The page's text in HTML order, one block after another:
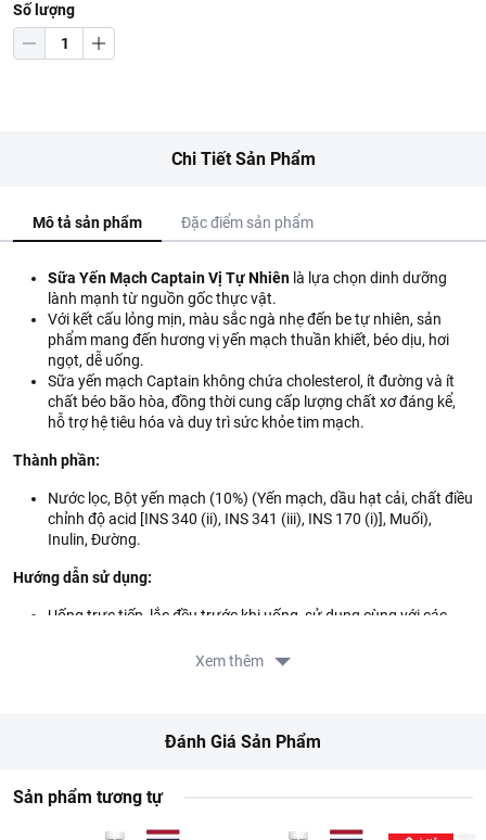
Số lượng
Chi Tiết Sản Phẩm
Mô tả sản phẩm Đặc điểm sản phẩm
Sữa Yến Mạch Captain Vị Tự Nhiên là lựa chọn dinh dưỡng
lành mạnh từ nguồn gốc thực vật.
Với kết cấu lỏng mịn, màu sắc ngà nhẹ đến be tự nhiên, sản
phẩm mang đến hương vị yến mạch thuần khiết, béo dịu, hơi
ngọt, dễ uống.
Sữa yến mạch Captain không chứa cholesterol, ít đường và ít
chất béo bão hòa, đồng thời cung cấp lượng chất xơ đáng kể,
hỗ trợ hệ tiêu hóa và duy trì sức khỏe tim mạch.
Thành phần:
Nước lọc, Bột yến mạch (10%) (Yến mạch, dầu hạt cải, chất điều
chỉnh độ acid [INS 340 (ii), INS 341 (iii), INS 170 (i)], Muối),
Inulin, Đường.
Hướng dẫn sử dụng:
Uống trực tiếp, lắc đều trước khi uống, sử dụng cùng với các
khác như cà phê sữa, sinh tố.
Bảo quản nơi khô ráo, thoáng mát.
Tên công ty: CTY CO PHAN QUANG XUAN
Địa chỉ: 12 TRAN XUAN HOA, PHUONG AN DONG, TP.HO CHI
Xem thêm
Đánh Giá Sản Phẩm
Sản phẩm tương tự